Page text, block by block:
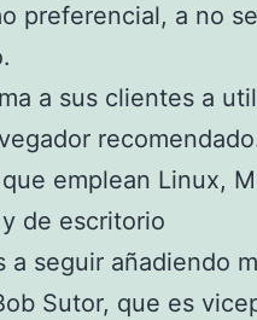
preferencial, a no
a sus clientes a
emplean Linux,
de escritorio
a seguir añadiendo
Sutor, que es